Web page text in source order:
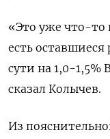
«Это уже что-то
есть оставшиеся
сути на 1,0-1,5%
сказал Колычев.
Из